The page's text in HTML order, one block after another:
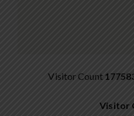
Visitor Count
Visitor